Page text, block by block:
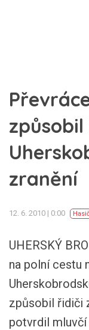
zranění
12. 6. 2010 | 0:00
UHERSKÝ
na polní cestu
způsobil řidiči
potvrdil mluvčí